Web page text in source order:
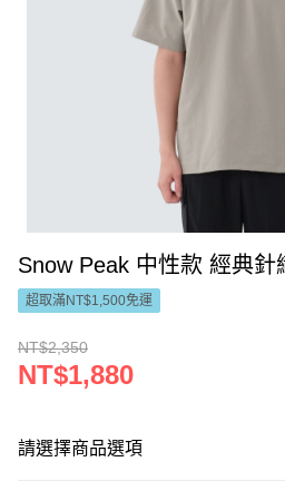
Snow Peak 中性款 經典針
超取滿NT$1,500免運
NT$2,350
NT$1,880
請選擇商品選項